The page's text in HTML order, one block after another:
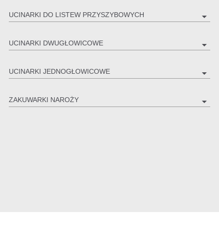
UCINARKI DO LISTEW PRZYSZYBOWYCH arrow_drop_down
UCINARKI DWUGŁOWICOWE arrow_drop_down
UCINARKI JEDNOGŁOWICOWE arrow_drop_down
ZAKUWARKI NAROŻY arrow_drop_down